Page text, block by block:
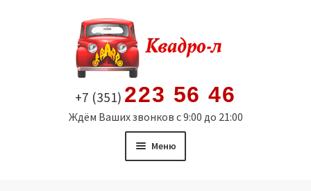
содержимому
+7 (351) 223 56 46
Ждём Ваших звонков с 9:00 до 21:00
Меню